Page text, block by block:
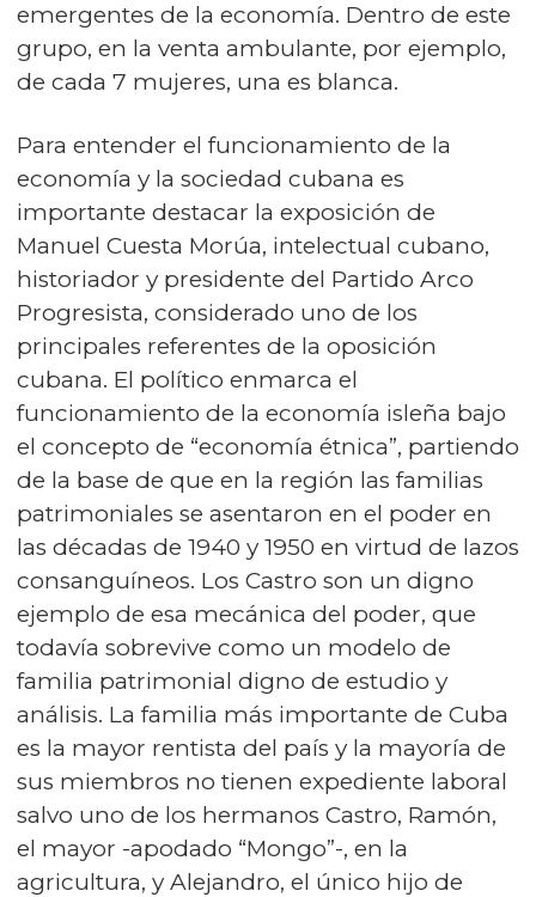
emergentes de la economía. Dentro de este
grupo, en la venta ambulante, por ejemplo,
de cada 7 mujeres, una es blanca.
Para entender el funcionamiento de la
economía y la sociedad cubana es
importante destacar la exposición de
Manuel Cuesta Morúa, intelectual cubano,
historiador y presidente del Partido Arco
Progresista, considerado uno de los
principales referentes de la oposición
cubana. El político enmarca el
funcionamiento de la economía isleña bajo
el concepto de “economía étnica”, partiendo
de la base de que en la región las familias
patrimoniales se asentaron en el poder en
las décadas de 1940 y 1950 en virtud de lazos
consanguíneos. Los Castro son un digno
ejemplo de esa mecánica del poder, que
todavía sobrevive como un modelo de
familia patrimonial digno de estudio y
análisis. La familia más importante de Cuba
es la mayor rentista del país y la mayoría de
sus miembros no tienen expediente laboral
salvo uno de los hermanos Castro, Ramón,
el mayor -apodado “Mongo”-, en la
agricultura, y Alejandro, el único hijo de